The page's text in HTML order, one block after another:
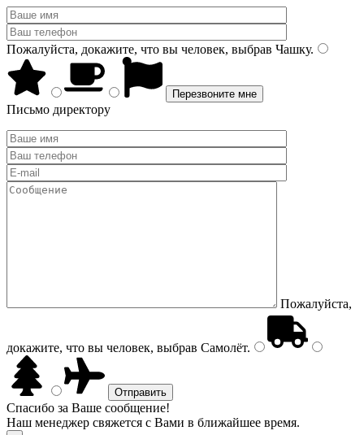
Пожалуйста, докажите, что вы человек, выбрав Чашку.
Письмо директору
Пожалуйста,
докажите, что вы человек, выбрав Самолёт.
Спасибо за Ваше сообщение!
Наш менеджер свяжется с Вами в ближайшее время.